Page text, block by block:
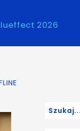
2026